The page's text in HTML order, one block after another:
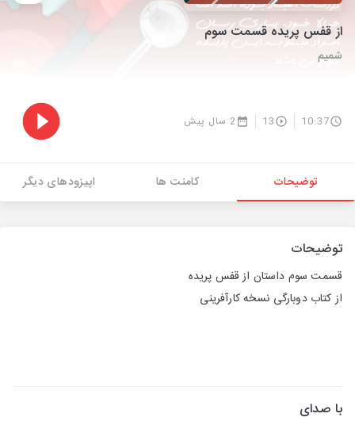
از قفس پریده قسمت سوم
شمیم
10:37
13 2 سال پیش
توضیحات کامنت ها اپیزودهای دیگر
توضیحات
قسمت سوم داستان از قفس پریده
از کتاب دوبارگی نسخه کارآفرینی
با صدای